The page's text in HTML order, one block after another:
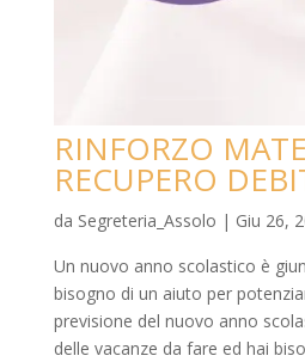
RINFORZO
RECUPERO
da Segreteria_Assolo | Giu 26,
Un nuovo anno scolastico è
bisogno di un aiuto per
previsione del nuovo anno
delle vacanze da fare ed hai